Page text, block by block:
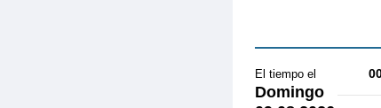
El tiempo el
Domingo